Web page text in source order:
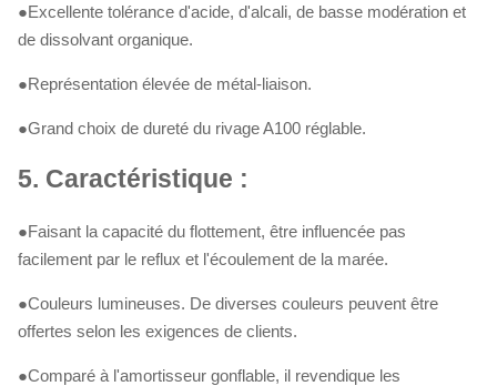
●Excellente tolérance d'acide, d'alcali, de basse modération et
de dissolvant organique.
●Représentation élevée de métal-liaison.
●Grand choix de dureté du rivage A100 réglable.
5. Caractéristique :
●Faisant la capacité du flottement, être influencée pas
facilement par le reflux et l'écoulement de la marée.
●Couleurs lumineuses. De diverses couleurs peuvent être
offertes selon les exigences de clients.
●Comparé à l'amortisseur gonflable, il revendique les